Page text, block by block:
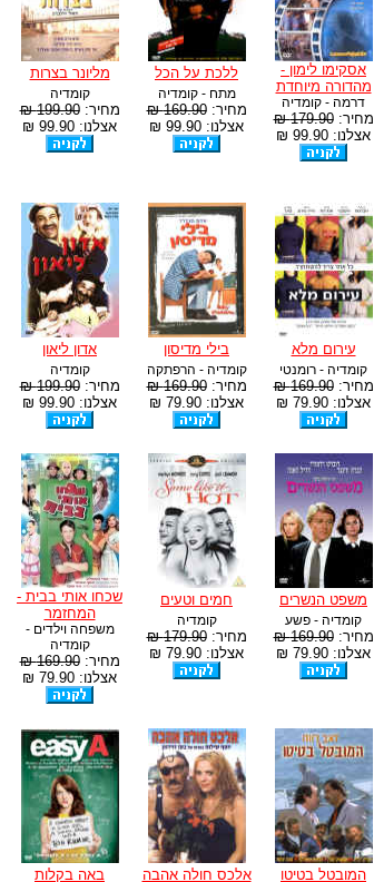
אסקימו לימון -
מהדורה מיוחדת
דרמה - קומדיה
מחיר:179.90 ₪
אצלנו: 99.90 ₪
ללכת על הכל
מתח - קומדיה
מחיר:169.90 ₪
אצלנו: 99.90 ₪
מליונר בצרות
קומדיה
מחיר:199.90 ₪
אצלנו: 99.90 ₪
עירום מלא
קומדיה - רומנטי
מחיר:169.90 ₪
אצלנו: 79.90 ₪
בילי מדיסון
קומדיה - הרפתקה
מחיר:169.90 ₪
אצלנו: 79.90 ₪
אדון ליאון
קומדיה
מחיר:199.90 ₪
אצלנו: 99.90 ₪
משפט הנשרים
קומדיה - פשע
מחיר:169.90 ₪
אצלנו: 79.90 ₪
חמים וטעים
קומדיה
מחיר:179.90 ₪
אצלנו: 79.90 ₪
שכחו אותי בבית -
המחזמר
משפחה וילדים -
קומדיה
מחיר:169.90 ₪
אצלנו: 79.90 ₪
המובטל בטיטו אלכס חולה אהבה באה בקלות